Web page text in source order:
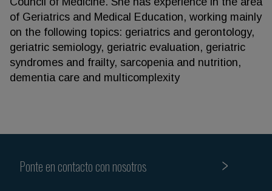
of Geriatrics and Medical Education, working mainly
on the following topics: geriatrics and gerontology,
geriatric semiology, geriatric evaluation, geriatric
syndromes and frailty, sarcopenia and nutrition,
dementia care and multicomplexity
Ponte en contacto con nosotros